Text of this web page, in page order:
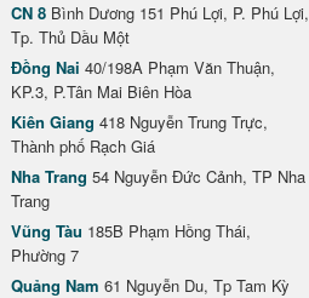
CN 8 Bình Dương 151 Phú Lợi, P. Phú Lợi,
Tp. Thủ Dầu Một
Đồng Nai 40/198A Phạm Văn Thuận,
KP.3, P.Tân Mai Biên Hòa
Kiên Giang 418 Nguyễn Trung Trực,
Thành phố Rạch Giá
Nha Trang 54 Nguyễn Đức Cảnh, TP Nha
Trang
Vũng Tàu 185B Phạm Hồng Thái,
Phường 7
Quảng Nam 61 Nguyễn Du, Tp Tam Kỳ